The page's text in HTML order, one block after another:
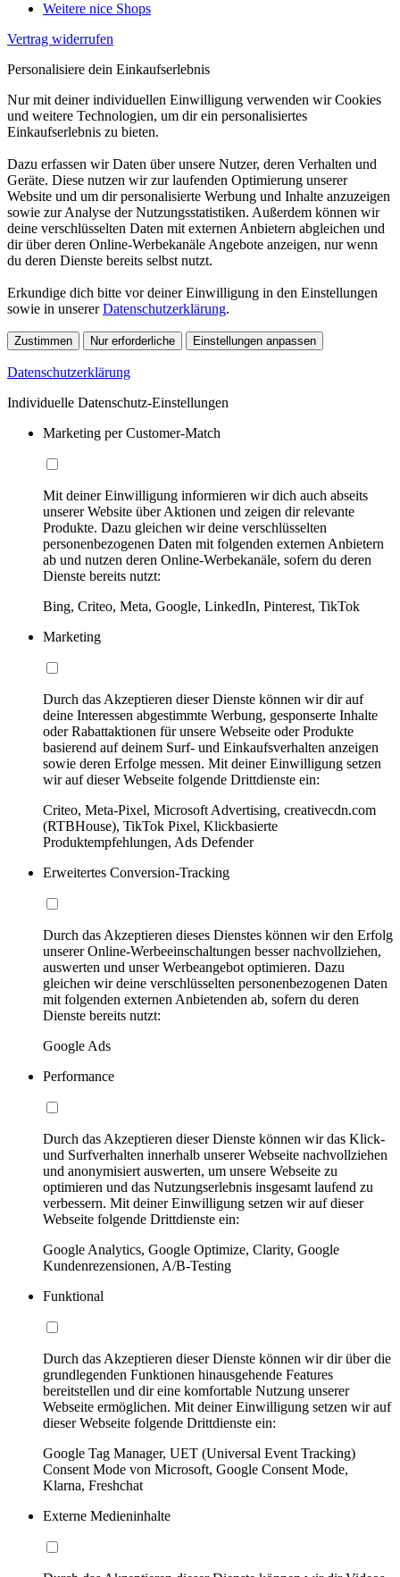
Weitere nice Shops
Vertrag widerrufen
Personalisiere dein Einkaufserlebnis
Nur mit deiner individuellen Einwilligung verwenden wir Cookies
und weitere Technologien, um dir ein personalisiertes
Einkaufserlebnis zu bieten.
Dazu erfassen wir Daten über unsere Nutzer, deren Verhalten und
Geräte. Diese nutzen wir zur laufenden Optimierung unserer
Website und um dir personalisierte Werbung und Inhalte anzuzeigen
sowie zur Analyse der Nutzungsstatistiken. Außerdem können wir
deine verschlüsselten Daten mit externen Anbietern abgleichen und
dir über deren Online-Werbekanäle Angebote anzeigen, nur wenn
du deren Dienste bereits selbst nutzt.
Erkundige dich bitte vor deiner Einwilligung in den Einstellungen
sowie in unsererDatenschutzerklärung.
Zustimmen Nur erforderliche Einstellungen anpassen
Datenschutzerklärung
Individuelle Datenschutz-Einstellungen
Marketing per Customer-Match
Mit deiner Einwilligung informieren wir dich auch abseits
unserer Website über Aktionen und zeigen dir relevante
Produkte. Dazu gleichen wir deine verschlüsselten
personenbezogenen Daten mit folgenden externen Anbietern
ab und nutzen deren Online-Werbekanäle, sofern du deren
Dienste bereits nutzt:
Bing, Criteo, Meta, Google, LinkedIn, Pinterest, TikTok
Marketing
Durch das Akzeptieren dieser Dienste können wir dir auf
deine Interessen abgestimmte Werbung, gesponserte Inhalte
oder Rabattaktionen für unsere Webseite oder Produkte
basierend auf deinem Surf- und Einkaufsverhalten anzeigen
sowie deren Erfolge messen. Mit deiner Einwilligung setzen
wir auf dieser Webseite folgende Drittdienste ein:
Criteo, Meta-Pixel, Microsoft Advertising, creativecdn.com
(RTBHouse), TikTok Pixel, Klickbasierte
Produktempfehlungen, Ads Defender
Erweitertes Conversion-Tracking
Durch das Akzeptieren dieses Dienstes können wir den Erfolg
unserer Online-Werbeeinschaltungen besser nachvollziehen,
auswerten und unser Werbeangebot optimieren. Dazu
gleichen wir deine verschlüsselten personenbezogenen Daten
mit folgenden externen Anbietenden ab, sofern du deren
Dienste bereits nutzt:
Google Ads
Performance
Durch das Akzeptieren dieser Dienste können wir das Klick-
und Surfverhalten innerhalb unserer Webseite nachvollziehen
und anonymisiert auswerten, um unsere Webseite zu
optimieren und das Nutzungserlebnis insgesamt laufend zu
verbessern. Mit deiner Einwilligung setzen wir auf dieser
Webseite folgende Drittdienste ein:
Google Analytics, Google Optimize, Clarity, Google
Kundenrezensionen, A/B-Testing
Funktional
Durch das Akzeptieren dieser Dienste können wir dir über die
grundlegenden Funktionen hinausgehende Features
bereitstellen und dir eine komfortable Nutzung unserer
Webseite ermöglichen. Mit deiner Einwilligung setzen wir auf
dieser Webseite folgende Drittdienste ein:
Google Tag Manager, UET (Universal Event Tracking)
Consent Mode von Microsoft, Google Consent Mode,
Klarna, Freshchat
Externe Medieninhalte